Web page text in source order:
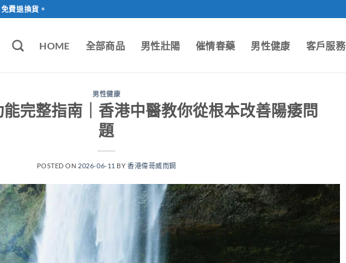
費退換貨。
HOME 全部商品 男性壯陽 催情春藥 男性健康 客戶服務
男性健康
完整指南｜香港中醫教你從根本改善陽痿問
題
POSTED ON 2026-06-11 BY香港偉哥威而鋼